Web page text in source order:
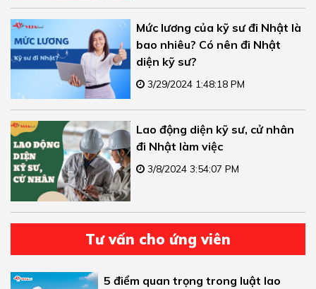
Mức lương của kỹ sư đi Nhật là
bao nhiêu? Có nên đi Nhật
diện kỹ sư?
3/29/2024 1:48:18 PM
Lao động diện kỹ sư, cử nhân
đi Nhật làm việc
3/8/2024 3:54:07 PM
Tư vấn cho ứng viên
5 điểm quan trọng trong luật lao